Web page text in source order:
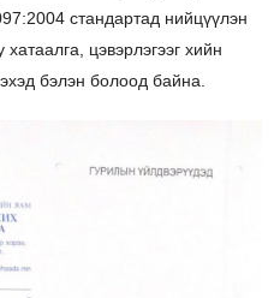
стандартад нийцүүлэн
цэвэрлэгээг хийн
бэлэн болоод байна.